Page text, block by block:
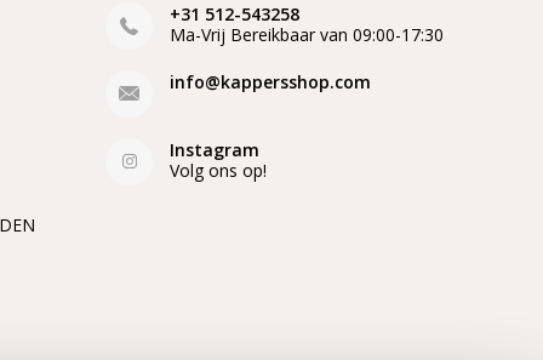
+31 512-543258
Ma-Vrij Bereikbaar van 09:00-17:30
info@kappersshop.com
Instagram
Volg ons op!